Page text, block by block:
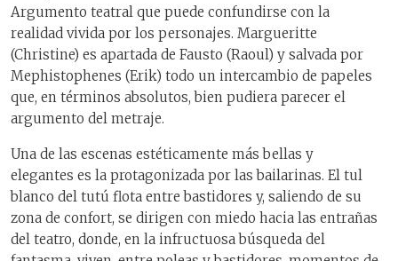
Argumento teatral que puede confundirse con la
realidad vivida por los personajes. Margueritte
(Christine) es apartada de Fausto (Raoul) y salvada por
Mephistophenes (Erik) todo un intercambio de papeles
que, en términos absolutos, bien pudiera parecer el
argumento del metraje.
Una de las escenas estéticamente más bellas y
elegantes es la protagonizada por las bailarinas. El tul
blanco del tutú flota entre bastidores y, saliendo de su
zona de confort, se dirigen con miedo hacia las entrañas
del teatro, donde, en la infructuosa búsqueda del